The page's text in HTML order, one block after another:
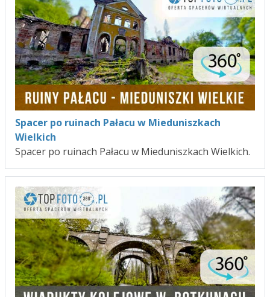
Spacer po ruinach Pałacu w Mieduniszkach
Wielkich
Spacer po ruinach Pałacu w Mieduniszkach Wielkich.